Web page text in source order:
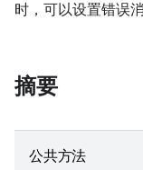
时，可以设置错误消
摘要
公共方法